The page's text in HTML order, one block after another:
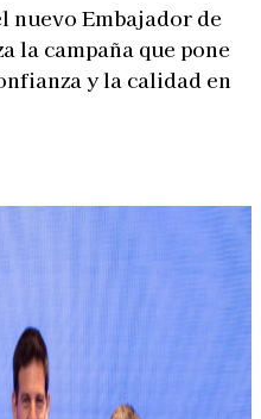
nuevo Embajador de
la campaña que pone
y la calidad en